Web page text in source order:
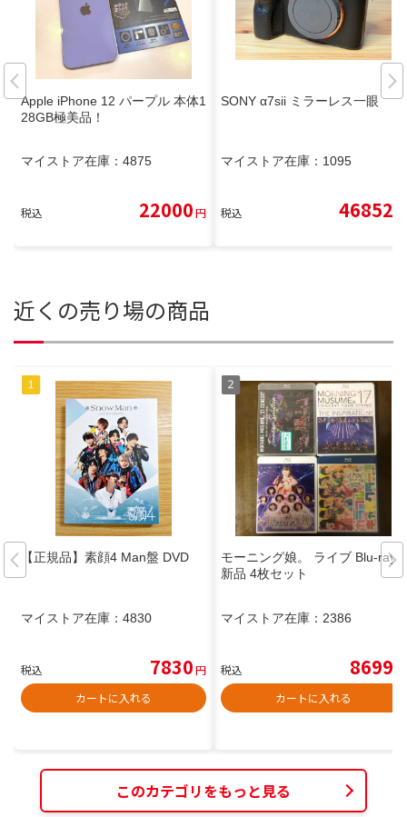
Apple iPhone 12 パープル 本体1
28GB極美品！
マイストア在庫： 4875
税込 22000円
SONY α7sii ミラーレス一眼
マイストア在庫： 1095
税込 46852
近くの売り場の商品
【正規品】素顔4 Man盤 DVD
マイストア在庫： 4830
税込 7830円
カートに入れる
モーニング娘。 ライブ Blu-ray
新品 4枚セット
マイストア在庫： 2386
税込 8699
カートに入れる
このカテゴリをもっと見る